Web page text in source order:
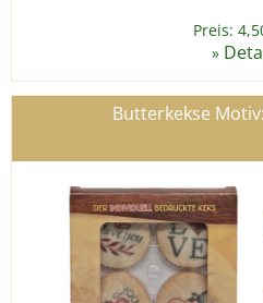
Preis:
»
Butterkekse